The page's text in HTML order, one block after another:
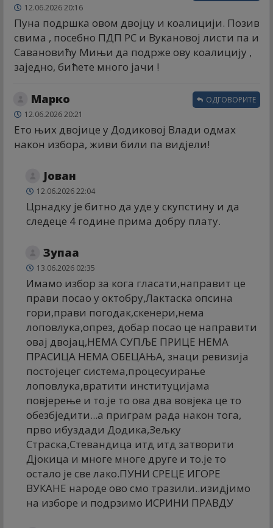
12.06.2026 20:16
Пуна подршка овом двојцу и коалицији. Позив
свима , посебно ПДП РС и Вукановој листи па и
Савановићу Мињи да подрже ову коалицију ,
заједно, бићете много јачи !
Марко
12.06.2026 20:21
Ето њих двојице у Додиковој Влади одмах
након избора, живи били па видјели!
ОДГОВОРИТЕ
Јован
12.06.2026 22:04
Црнадку је битно да уде у скупстину и да
следеце 4 године прима добру плату.
Зупаа
13.06.2026 02:35
Имамо избор за кога гласати,направит це
прави посао у октобру,Лактаска опсина
гори,прави погодак,скенери,нема
лоповлука,опрез, добар посао це направити
овај двојац,НЕМА СУПЉЕ ПРИЦЕ НЕМА
ПРАСИЦА НЕМА ОБЕЦАЊА, знаци ревизија
постојецег система,процесуирање
лоповлука,вратити институцијама
повјерење и то.је то ова два вовјека це то
обезбједити...а приграм рада након тога,
прво ибуздади Додика,Зељку
Страска,Стевандица итд итд затворити
Дјокица и многе многе друге и то.је то
остало је све лако.ПУНИ СРЕЦЕ ИГОРЕ
ВУКАНЕ народе ово смо тразили..изидјимо
на изборе и подрзимо ИСРИНИ ПРАВДУ